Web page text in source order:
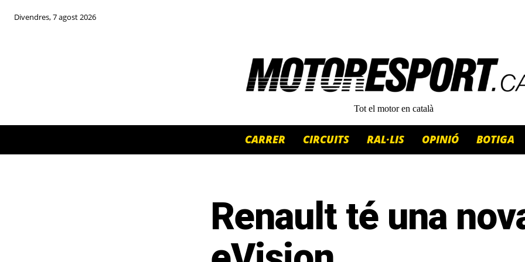
Divendres, 7 agost 2026
Tot el motor en català
CARRER CIRCUITS RAL·LIS OPINIÓ BOTIGA
Renault té una